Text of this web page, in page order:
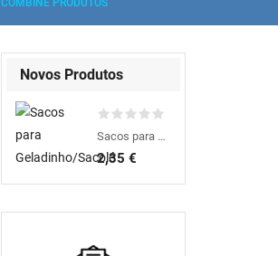
Novos Produtos
Sacos para Geladinho/Sacolé
2,35 €